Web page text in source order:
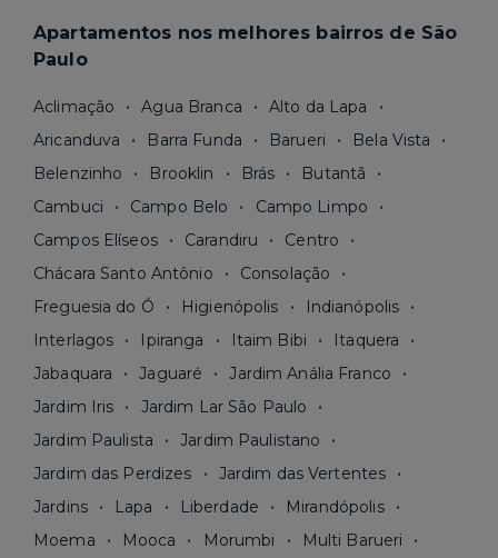
Apartamentos nos melhores bairros de São
Paulo
Aclimação Agua Branca
Alto da Lapa
Aricanduva
Barra Funda Barueri
Bela Vista
Belenzinho
Brooklin Brás
Butantã
Cambuci
Campo Belo
Campo Limpo
Campos Elíseos
Carandiru
Centro
Chácara Santo Antônio
Consolação
Freguesia do Ó
Higienópolis
Indianópolis
Interlagos
Ipiranga Itaim Bibi
Itaquera
Jabaquara
Jaguaré
Jardim Anália Franco
Jardim Iris
Jardim Lar São Paulo
Jardim Paulista
Jardim Paulistano
Jardim das Perdizes
Jardim das Vertentes
Jardins
Lapa Liberdade
Mirandópolis
Moema
Mooca Morumbi
Multi Barueri